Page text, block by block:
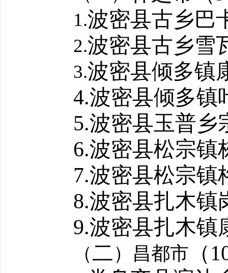
1.波密县古乡巴
2.波密县古乡雪
3.波密县倾多镇
4.波密县倾多镇
5.波密县玉普乡
6.波密县松宗镇
7.波密县松宗镇
8.波密县扎木镇
9.波密县扎木镇
（二）昌都市 （